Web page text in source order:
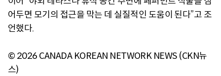
어두면 모기의 접근을 막는 데 실질적인 도움이 된다”고 조
언했다.
© 2026 CANADA KOREAN NETWORK NEWS (CKN뉴
스)